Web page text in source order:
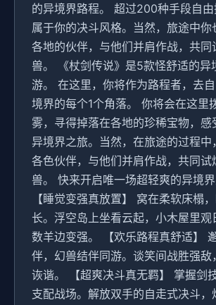
的异境界路程。 超过200种手段自
属于你的决斗风格。当然，旅途中你
各地的伙伴，与他们并肩作战，共同
兽。 《杖剑传说》是5款怪舒适的异
游。 在这里，你将作为路程者，去
境界的每个1个角落。 你将会在这里
雾，寻得掉落在各地的珍稀宝物，感
异境界之旅。当然，在旅途的过程中
各色伙伴，与他们并肩作战，共同试
兽。 快来开启唯一场超轻爽的异境界
【睡觉变强真放置】 窝在柔软床榻
长。浮空岛上坐看云起，小木屋里观
数羊边变强。 【欢乐路程真舒适】
伴，幻兽结伴同游。谈笑间战胜强敌
诙谐。 【超爽决斗真无羁】 掌握剑
支配战场。解放双手的自走式决斗，